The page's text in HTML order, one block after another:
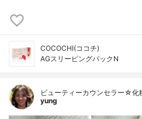
COCOCHI(ココチ)
AGスリーピングパックN
ビューティーカウンセラー☆
yung